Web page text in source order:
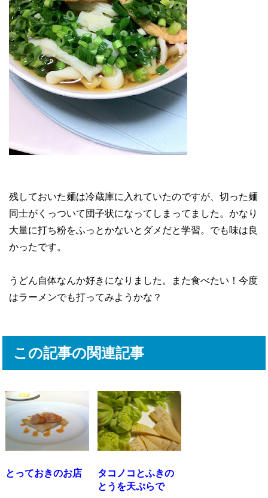
残しておいた麺は冷蔵庫に入れていたのですが、切った麺
同士がくっついて団子状になってしまってました。かなり
大量に打ち粉をふっとかないとダメだと学習。でも味は良
かったです。
うどん自体なんか好きになりました。また食べたい！今度
はラーメンでも打ってみようかな？
この記事の関連記事
とっておきのお店
タコノコとふきの
とうを天ぷらで